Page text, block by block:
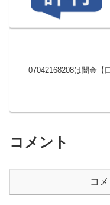
07042168208は闇金【
コメント
コ